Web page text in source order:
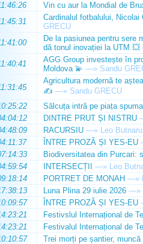
Vin cu aur la Mondial de
Cardinalul fotbalului,
GRECU
De la pasiunea pentru sere
dă tonul inovației la UTM 💥
AGG Group investește în
Moldova 💫 —» Sandu
Agricultura modernă te
✍️ —» Sandu GRECU
Sălcuța intră pe piața
DINTRE PRUT ȘI NISTRU
RACURSIU —» Leo Butnaru
ÎNTRE PROZĂ ȘI YES-EU
Biodiversitatea din Purcari:
INTERSECȚII —» Leo
PORTRET DE MONAH —»
Luna Plina 29 iulie 2026 —»
ÎNTRE PROZĂ ȘI YES-EU
Festivslul Internațional de
Festivalul Internațional de
Trei morți pe șantier, muncă